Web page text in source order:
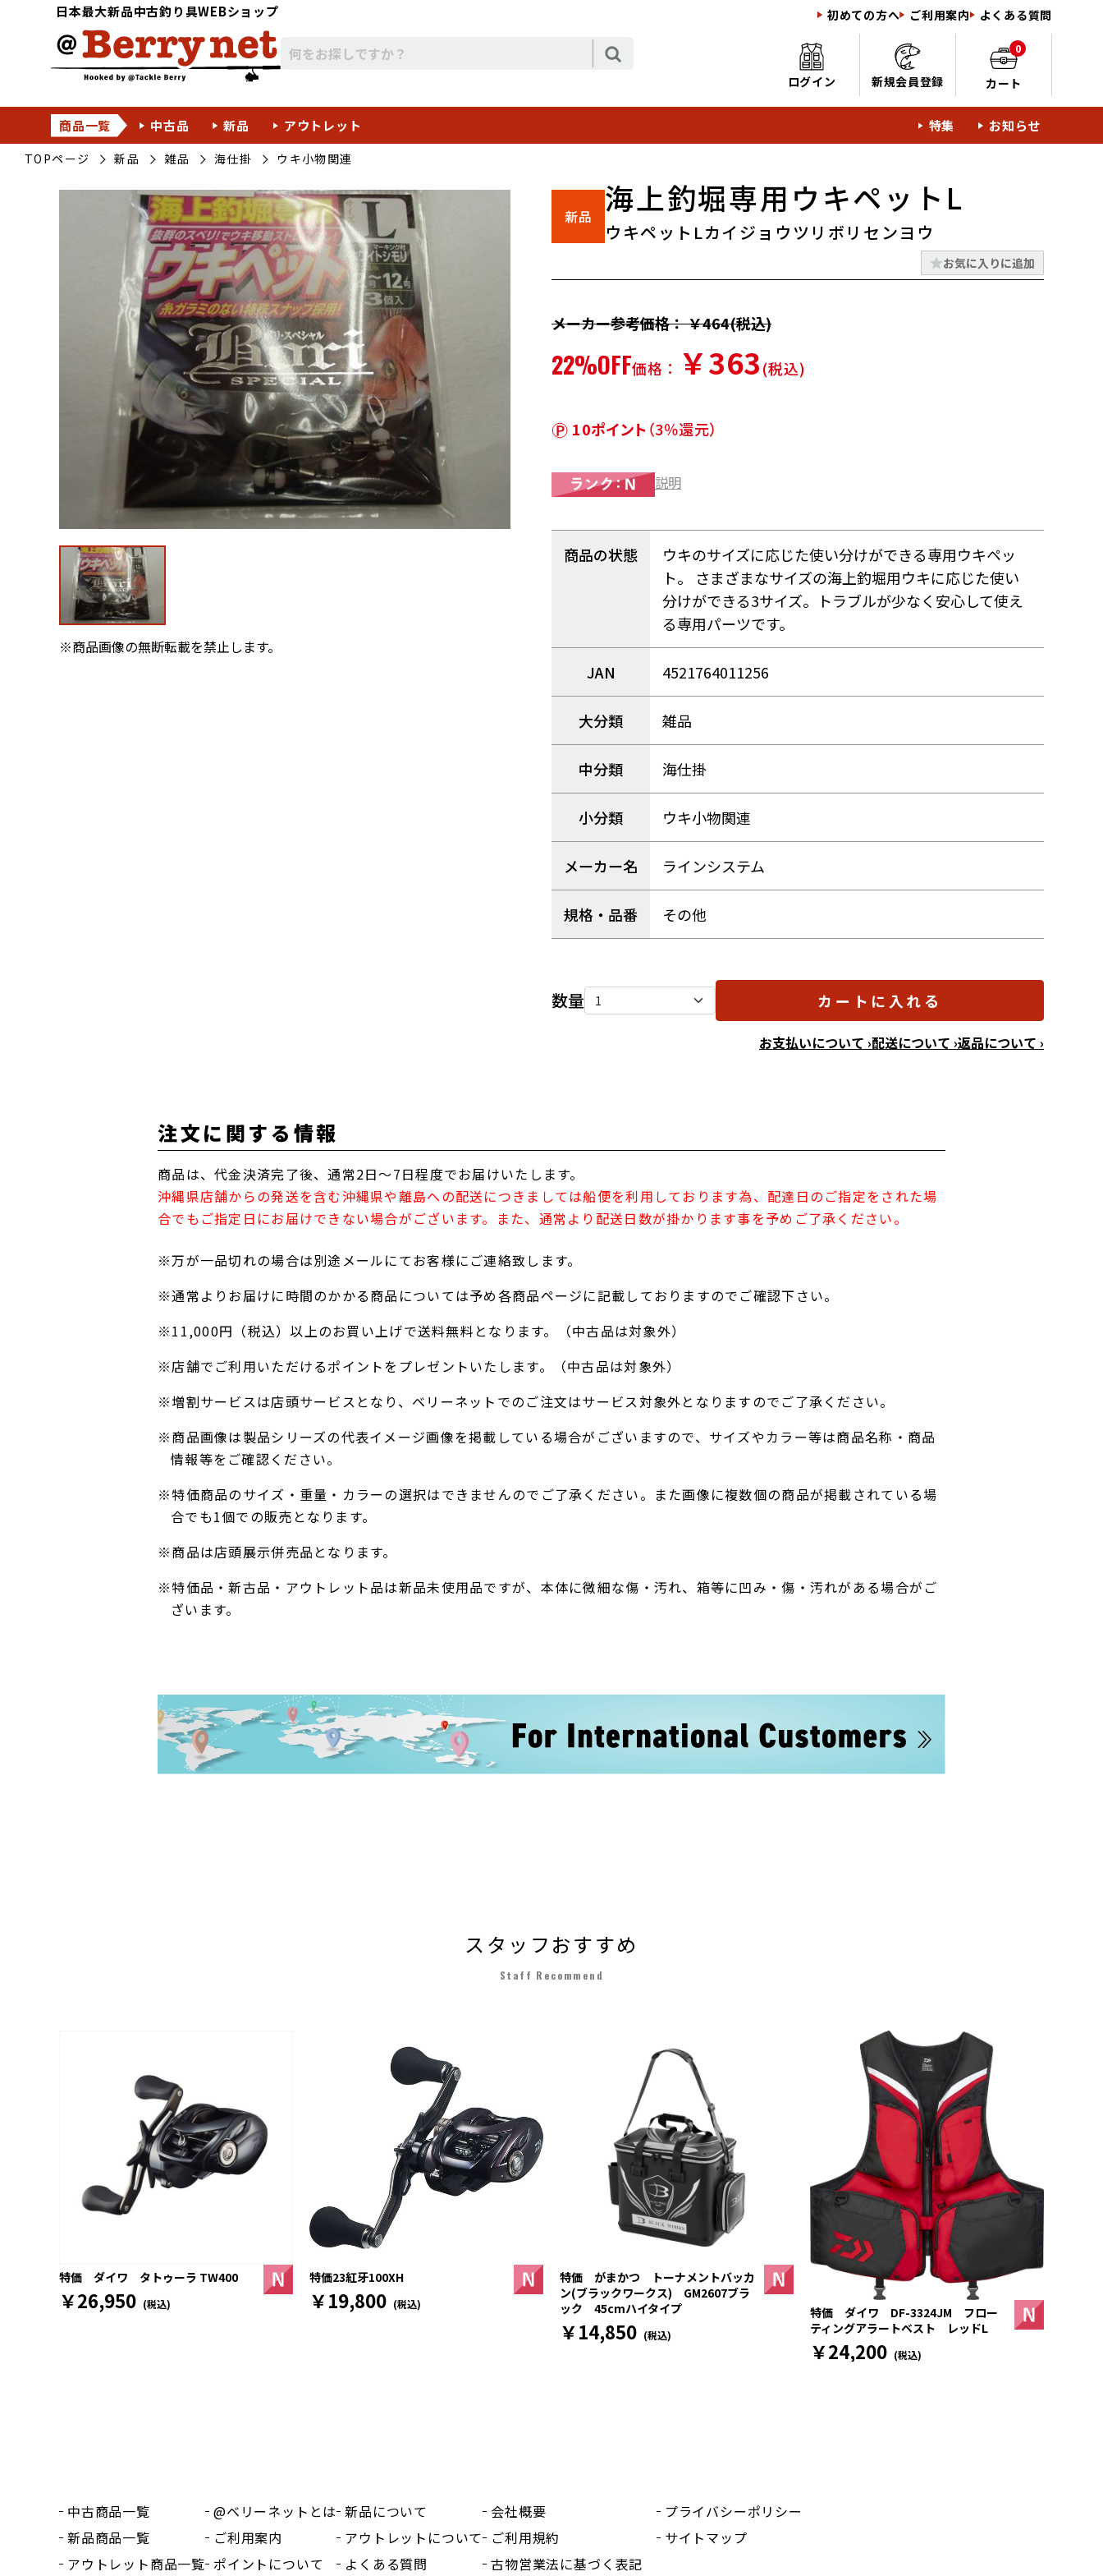
日本最大新品中古釣り具WEBショップ 初めての方へ ご利用案内 よくある質問
ログイン 新規会員登録
0
カート
商品一覧 中古品 新品 アウトレット 特集 お知らせ
TOPページ 新品 雑品 海仕掛 ウキ小物関連
※商品画像の無断転載を禁止します。
海上釣堀専用ウキペットL
ウキペットLカイジョウツリボリセンヨウ
お気に入りに追加
メーカー参考価格： ￥464(税込)
22%OFF価格： ￥363(税込)
10ポイント（3％還元）
説明
商品の状態
ウキのサイズに応じた使い分けができる専用ウキペッ
ト。 さまざまなサイズの海上釣堀用ウキに応じた使い
分けができる3サイズ。トラブルが少なく安心して使え
る専用パーツです。
JAN 4521764011256
大分類 雑品
中分類 海仕掛
小分類 ウキ小物関連
メーカー名 ラインシステム
規格・品番 その他
数量 カートに入れる
お支払いについて ›配送について ›返品について ›
注文に関する情報
商品は、代金決済完了後、通常2日～7日程度でお届けいたします。
沖縄県店舗からの発送を含む沖縄県や離島への配送につきましては船便を利用しております為、配達日のご指定をされた場
合でもご指定日にお届けできない場合がございます。また、通常より配送日数が掛かります事を予めご了承ください。
※万が一品切れの場合は別途メールにてお客様にご連絡致します。
※通常よりお届けに時間のかかる商品については予め各商品ページに記載しておりますのでご確認下さい。
※11,000円（税込）以上のお買い上げで送料無料となります。（中古品は対象外）
※店舗でご利用いただけるポイントをプレゼントいたします。（中古品は対象外）
※増割サービスは店頭サービスとなり、ベリーネットでのご注文はサービス対象外となりますのでご了承ください。
※商品画像は製品シリーズの代表イメージ画像を掲載している場合がございますので、サイズやカラー等は商品名称・商品
情報等をご確認ください。
※特価商品のサイズ・重量・カラーの選択はできませんのでご了承ください。また画像に複数個の商品が掲載されている場
合でも1個での販売となります。
※商品は店頭展示併売品となります。
※特価品・新古品・アウトレット品は新品未使用品ですが、本体に微細な傷・汚れ、箱等に凹み・傷・汚れがある場合がご
ざいます。
スタッフおすすめ
Staff Recommend
特価 ダイワ タトゥーラ TW400
￥26,950 (税込)
特価23紅牙100XH
￥19,800 (税込)
特価 がまかつ トーナメントバッカ
ン(ブラックワークス) GM2607ブラ
ック 45cmハイタイプ
￥14,850 (税込)
特価 ダイワ DF-3324JM フロー
ティングアラートベスト レッドL
￥24,200 (税込)
中古商品一覧
新品商品一覧
アウトレット商品一覧
@ベリーネットとは
ご利用案内
ポイントについて
新品について
アウトレットについて
よくある質問
会社概要
ご利用規約
古物営業法に基づく表記
プライバシーポリシー
サイトマップ